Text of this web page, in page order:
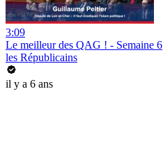
3:09
Le meilleur des QAG ! - Semaine 6
les Républicains
il y a 6 ans